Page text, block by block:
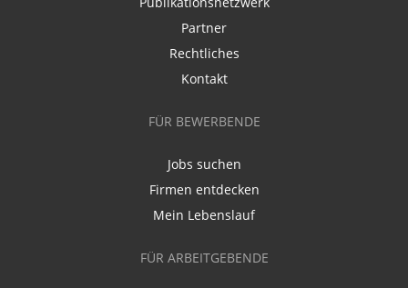
Partner
Rechtliches
Kontakt
FÜR BEWERBENDE
Jobs suchen
Firmen entdecken
Mein Lebenslauf
FÜR ARBEITGEBENDE